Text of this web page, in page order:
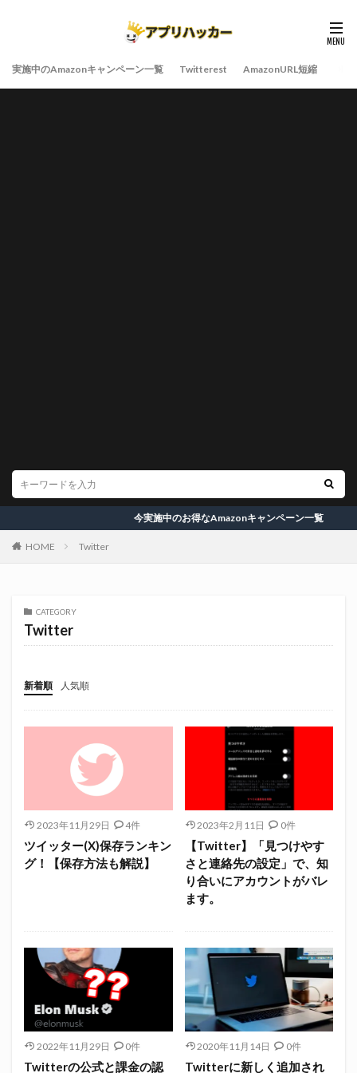
実施中のAmazonキャンペーン一覧 Twitterest AmazonURL短縮
今実施中のお得なAmazonキャンペーン一覧
HOME Twitter
CATEGORY
Twitter
新着順 人気順
2023年11月29日 4件
ツイッター(X)保存ランキン
グ！【保存方法も解説】
2023年2月11日 0件
【Twitter】「見つけやす
さと連絡先の設定」で、知
り合いにアカウントがバレ
ます。
2022年11月29日 0件
Twitterの公式と課金の認
2020年11月14日 0件
Twitterに新しく追加され